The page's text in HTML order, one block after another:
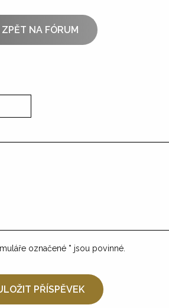
ZPĚT NA FÓRUM
označené * jsou povinné.